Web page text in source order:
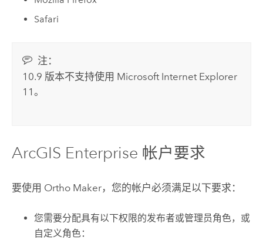
Safari
注：
10.9 版本不支持使用 Microsoft Internet Explorer
11。
ArcGIS Enterprise 帐户要求
要使用 Ortho Maker，您的帐户必须满足以下要求：
您需要分配具有以下权限的发布者或管理员角色，或
自定义角色：